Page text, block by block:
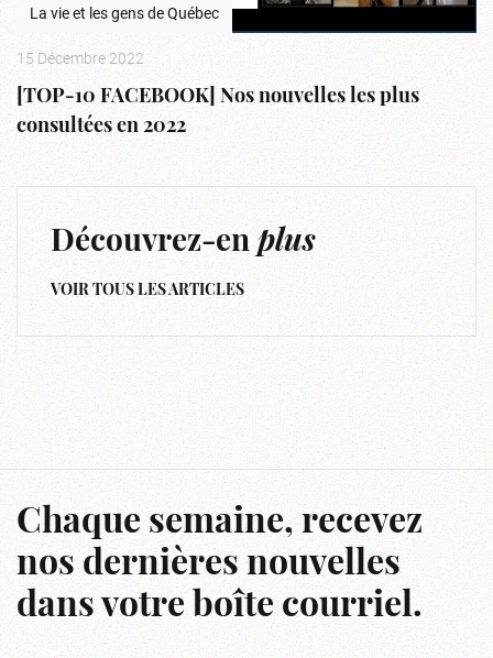
La vie et les gens de Québec
15 Décembre 2022
[TOP-10 FACEBOOK] Nos nouvelles les plus
consultées en 2022
Découvrez-enplus
VOIR TOUS LES ARTICLES
Chaque semaine, recevez
nos dernières nouvelles
dans votre boîte courriel.